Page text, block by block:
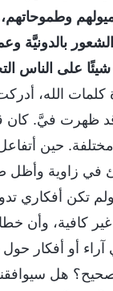
بالدونيَّة
على الناس
كلمات الله،
قد ظهرت فيَّ. كان
حين
في زاوية
ولم تكن أفكاري
غير كافية،
أو أفكار
هل